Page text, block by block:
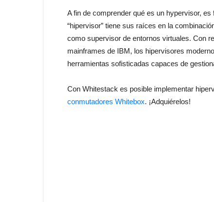
A fin de comprender qué es un hypervisor,
“hipervisor” tiene sus raíces en la
como supervisor de entornos virtuales. Con
mainframes de IBM, los hipervisores
herramientas sofisticadas capaces de
Con Whitestack es posible implementar
conmutadores Whitebox. ¡Adquiérelos!